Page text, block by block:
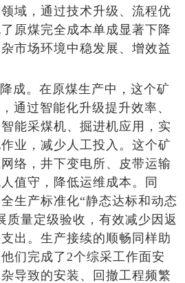
域，通过技术升级、流程优
原煤完全成本单成显著下降
市场环境中稳发展、增效益
成。在原煤生产中，这个矿
通过智能化升级提升效率、
能采煤机、掘进机应用，实
业，减少人工投入。这个矿
络，井下变电所、皮带运输
值守，降低运维成本。同
生产标准化“静态达标和动态
质量定级验收，有效减少因返
出。生产接续的顺畅同样助
们完成了2个综采工作面安
导致的安装、回撤工程频繁